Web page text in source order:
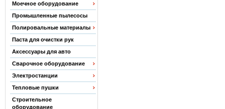
Моечное оборудование
Промышленные пылесосы
Полировальные материалы
Паста для очистки рук
Аксессуары для авто
Сварочное оборудование
Электростанции
Тепловые пушки
Строительное
оборудование